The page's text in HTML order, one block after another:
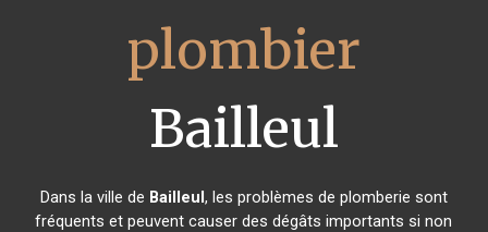
plombier
Bailleul
Dans la ville de Bailleul, les problèmes de plomberie sont
fréquents et peuvent causer des dégâts importants si non